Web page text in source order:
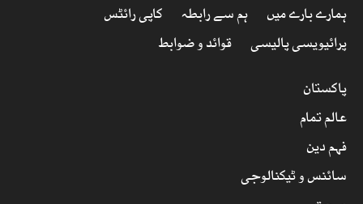
ہمارے بارے میں ہم سے رابطہ
کاپی رائٹس
پرائیویسی پالیسی
قوائد و ضوابط
پاکستان
عالم تمام
فہم دین
سائنس و ٹیکنالوجی